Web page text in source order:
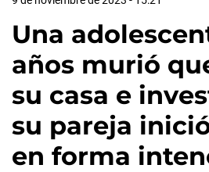
Una
años murió
su casa e
su pareja
en forma